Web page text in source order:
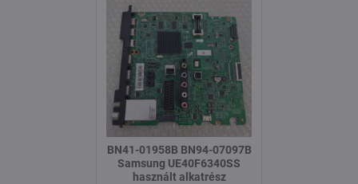
BN41-01958B BN94-07097B
Samsung UE40F6340SS
használt alkatrész